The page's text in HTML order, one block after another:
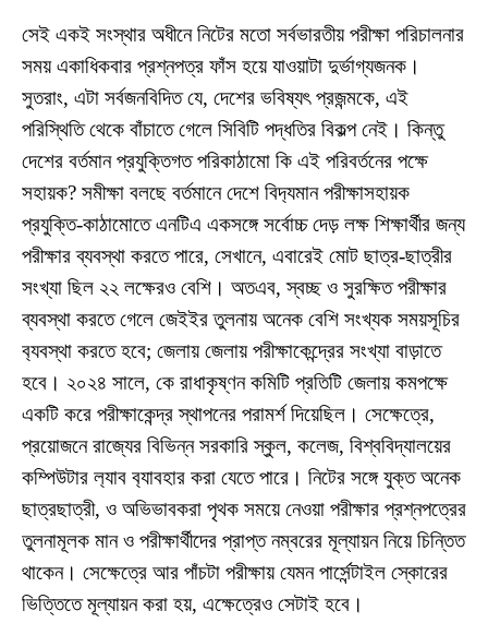
সেই একই সংস্থার অধীনে নিটের মতো সর্বভারতীয় পরীক্ষা পরিচালনার
সময় একাধিকবার প্রশ্নপত্র ফাঁস হয়ে যাওয়াটা দুর্ভাগ্যজনক।
সুতরাং, এটা সর্বজনবিদিত যে, দেশের ভবিষ্যৎ প্রজন্মকে, এই
পরিস্থিতি থেকে বাঁচাতে গেলে সিবিটি পদ্ধতির বিকল্প নেই। কিন্তু
দেশের বর্তমান প্রযুক্তিগত পরিকাঠামো কি এই পরিবর্তনের পক্ষে
সহায়ক? সমীক্ষা বলছে বর্তমানে দেশে বিদ‍্যমান পরীক্ষাসহায়ক
প্রযুক্তি-কাঠামোতে এনটিএ একসঙ্গে সর্বোচ্চ দেড় লক্ষ শিক্ষার্থীর জন্য
পরীক্ষার ব্যবস্থা করতে পারে, সেখানে, এবারেই মোট ছাত্র-ছাত্রীর
সংখ্যা ছিল ২২ লক্ষেরও বেশি। অতএব, স্বচ্ছ ও সুরক্ষিত পরীক্ষার
ব্যবস্থা করতে গেলে জেইইর তুলনায় অনেক বেশি সংখ্যক সময়সূচির
ব‍্যবস্থা করতে হবে; জেলায় জেলায় পরীক্ষাকেন্দ্রের সংখ্যা বাড়াতে
হবে। ২০২৪ সালে, কে রাধাকৃষ্ণন কমিটি প্রতিটি জেলায় কমপক্ষে
একটি করে পরীক্ষাকেন্দ্র স্থাপনের পরামর্শ দিয়েছিল। সেক্ষেত্রে,
প্রয়োজনে রাজ্যের বিভিন্ন সরকারি স্কুল, কলেজ, বিশ্ববিদ্যালয়ের
কম্পিউটার ল‍্যাব ব‍্যাবহার করা যেতে পারে। নিটের সঙ্গে যুক্ত অনেক
ছাত্রছাত্রী, ও অভিভাবকরা পৃথক সময়ে নেওয়া পরীক্ষার প্রশ্নপত্রের
তুলনামূলক মান ও পরীক্ষার্থীদের প্রাপ্ত নম্বরের মূল্যায়ন নিয়ে চিন্তিত
থাকেন। সেক্ষেত্রে আর পাঁচটা পরীক্ষায় যেমন পার্সেন্টাইল স্কোরের
ভিত্তিতে মূল্যায়ন করা হয়, এক্ষেত্রেও সেটাই হবে।